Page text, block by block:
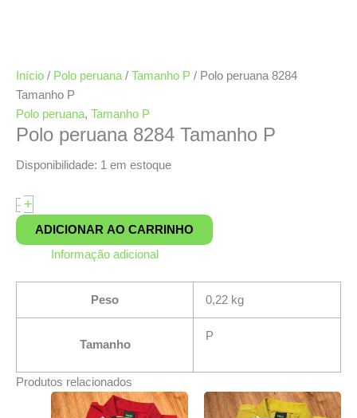
Início / Polo peruana / Tamanho P / Polo peruana 8284
Tamanho P
Polo peruana, Tamanho P
Polo peruana 8284 Tamanho P
Disponibilidade: 1 em estoque
- +
ADICIONAR AO CARRINHO
Informação adicional
Peso 0,22 kg
Tamanho
P
Produtos relacionados